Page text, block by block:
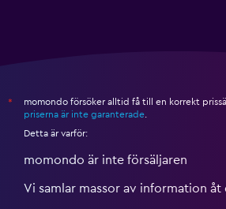
*
momondo försöker alltid få till en korrekt
priserna är inte garanterade
Detta är varför:
momondo är inte försäljaren
Vi samlar massor av information åt